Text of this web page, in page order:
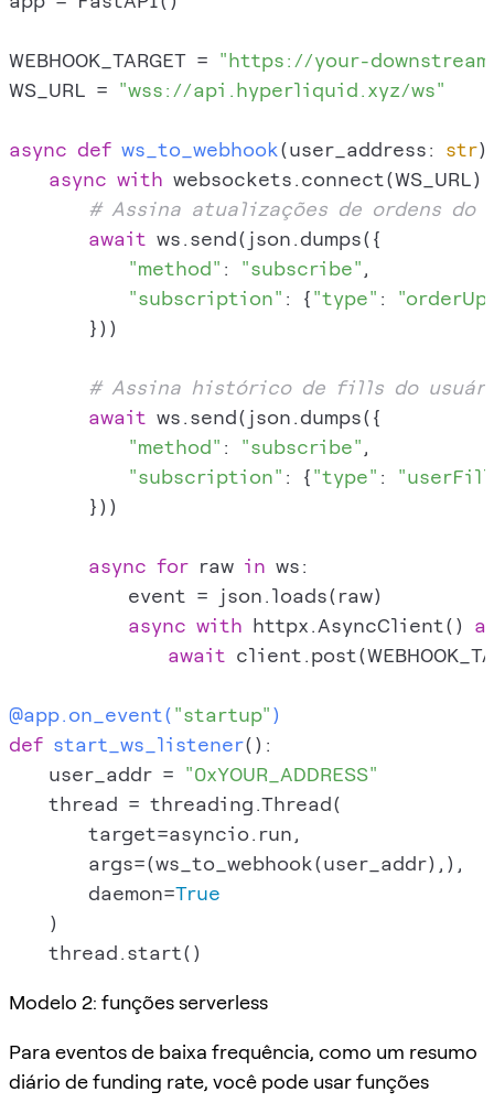
WEBHOOK_TARGET = "https://your-
WS_URL = "wss://api.hyperliquid.xyz/ws"
async def ws_to_webhook(user_address: str
async with websockets.connect(WS_URL)
# Assina atualizações de ordens do
await ws.send(json.dumps({
"method" : "subscribe",
"subscription" : {"type" :
        }))
# Assina histórico de fills do
await ws.send(json.dumps({
"method" : "subscribe",
"subscription" : {"type" :
        }))
async for raw in ws:
            event = json.loads(raw)
async with httpx.AsyncClient()
await
@app.on_event("startup")
def start_ws_listener():
    user_addr =
"0xYOUR_ADDRESS"
    thread = threading.Thread(
        target=asyncio.run,
        args=(ws_to_webhook(user_addr),),
        daemon=
True
    )
Modelo 2: funções serverless
Para eventos de baixa frequência, como um resumo
diário de funding rate, você pode usar funções